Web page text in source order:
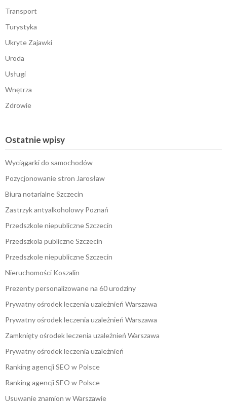
Transport
Turystyka
Ukryte Zajawki
Uroda
Usługi
Wnętrza
Zdrowie
Ostatnie wpisy
Wyciągarki do samochodów
Pozycjonowanie stron Jarosław
Biura notarialne Szczecin
Zastrzyk antyalkoholowy Poznań
Przedszkole niepubliczne Szczecin
Przedszkola publiczne Szczecin
Przedszkole niepubliczne Szczecin
Nieruchomości Koszalin
Prezenty personalizowane na 60 urodziny
Prywatny ośrodek leczenia uzależnień Warszawa
Prywatny ośrodek leczenia uzależnień Warszawa
Zamknięty ośrodek leczenia uzależnień Warszawa
Prywatny ośrodek leczenia uzależnień
Ranking agencji SEO w Polsce
Ranking agencji SEO w Polsce
Usuwanie znamion w Warszawie